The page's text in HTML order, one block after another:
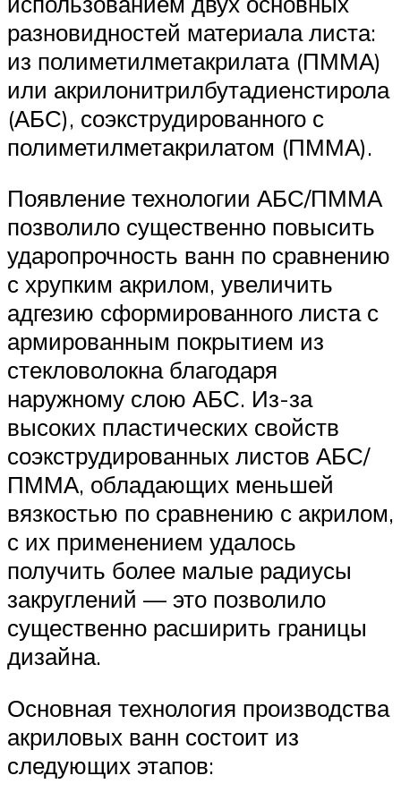
разновидностей материала листа:
из полиметилметакрилата (ПММА)
или акрилонитрилбутадиенстирола
(АБС), соэкструдированного с
полиметилметакрилатом (ПММА).
Появление технологии АБС/ПММА
позволило существенно повысить
ударопрочность ванн по сравнению
с хрупким акрилом, увеличить
адгезию сформированного листа с
армированным покрытием из
стекловолокна благодаря
наружному слою АБС. Из-за
высоких пластических свойств
соэкструдированных листов АБС/
ПММА, обладающих меньшей
вязкостью по сравнению с акрилом,
с их применением удалось
получить более малые радиусы
закруглений — это позволило
существенно расширить границы
дизайна.
Основная технология производства
акриловых ванн состоит из
следующих этапов: